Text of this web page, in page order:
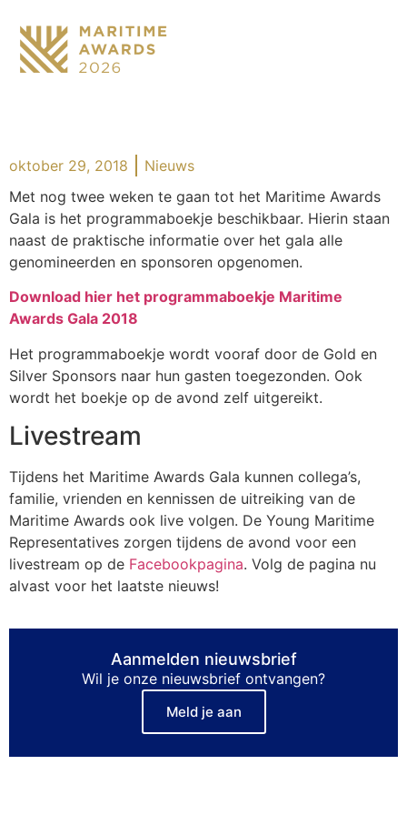
oktober 29, 2018
Nieuws
Met nog twee weken te gaan tot het Maritime Awards
Gala is het programmaboekje beschikbaar. Hierin staan
naast de praktische informatie over het gala alle
genomineerden en sponsoren opgenomen.
Download hier het programmaboekje Maritime
Awards Gala 2018
Het programmaboekje wordt vooraf door de Gold en
Silver Sponsors naar hun gasten toegezonden. Ook
wordt het boekje op de avond zelf uitgereikt.
Livestream
Tijdens het Maritime Awards Gala kunnen collega’s,
familie, vrienden en kennissen de uitreiking van de
Maritime Awards ook live volgen. De Young Maritime
Representatives zorgen tijdens de avond voor een
livestream op de Facebookpagina. Volg de pagina nu
alvast voor het laatste nieuws!
Aanmelden nieuwsbrief
Wil je onze nieuwsbrief ontvangen?
Meld je aan